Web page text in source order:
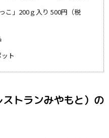
こ」200ｇ入り 500円（税
ト
トランみやもと）の